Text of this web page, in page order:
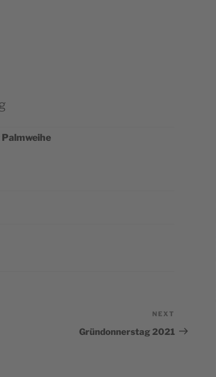
Post
NEXT
Gründonnerstag 2021